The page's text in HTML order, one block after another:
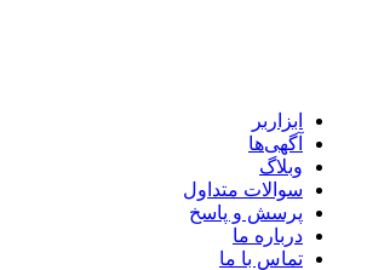
ابزاربر
آگهی‌ها
وبلاگ
سوالات متداول
پرسش و پاسخ
درباره ما
تماس با ما